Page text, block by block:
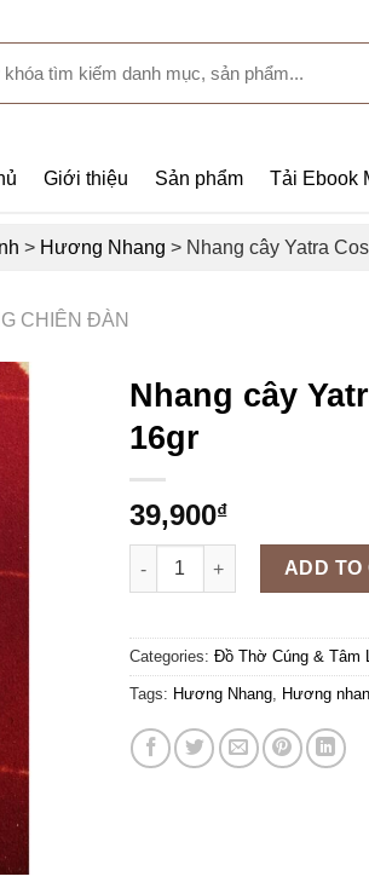
Giới thiệu Sản phẩm Tải Ebook
> Hương Nhang > Nhang cây Yatra
CHIÊN ĐÀN
Nhang cây
16gr
39,900₫
Nhang cây Yatra Cosmic
ADD TO
Categories: Đồ Thờ Cúng & Tâm
Tags: Hương Nhang, Hương